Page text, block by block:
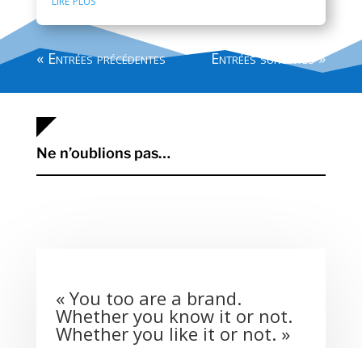
« Entrées précédentes Entrées suivantes »
Ne n’oublions pas…
« You too are a brand.
Whether you know it or not.
Whether you like it or not. »